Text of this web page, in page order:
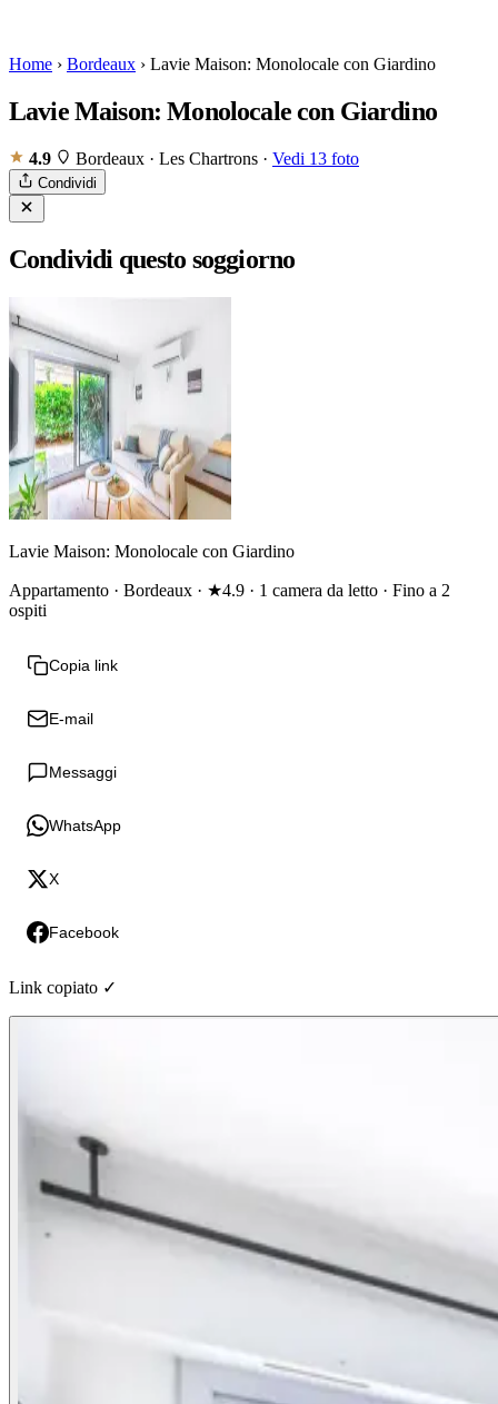
Home › Bordeaux › Lavie Maison: Monolocale con Giardino
Lavie Maison: Monolocale con Giardino
4.9 Bordeaux · Les Chartrons · Vedi 13 foto
Condividi
Condividi questo soggiorno
Lavie Maison: Monolocale con Giardino
Appartamento · Bordeaux · ★4.9 · 1 camera da letto · Fino a 2
ospiti
Copia link
E-mail
Messaggi
WhatsApp
X
Facebook
Link copiato ✓